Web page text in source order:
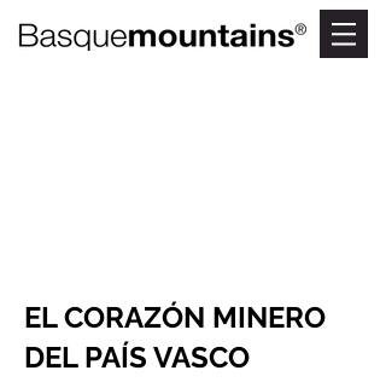
EL CORAZÓN MINERO
DEL PAÍS VASCO